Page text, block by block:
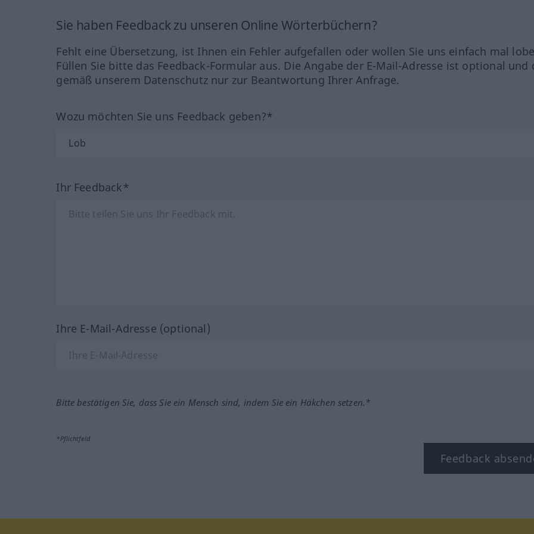
Sie haben Feedback zu unseren Online Wörterbüchern?
Fehlt eine Übersetzung, ist Ihnen ein Fehler aufgefallen oder wollen Sie uns einfach mal
Füllen Sie bitte das Feedback-Formular aus. Die Angabe der E-Mail-Adresse ist optional und
gemäß unserem Datenschutz nur zur Beantwortung Ihrer Anfrage.
Wozu möchten Sie uns Feedback geben?*
Ihr Feedback*
Ihre E-Mail-Adresse (optional)
Bitte bestätigen Sie, dass Sie ein Mensch sind, indem Sie ein Häkchen setzen.*
*Pflichtfeld
Feedback